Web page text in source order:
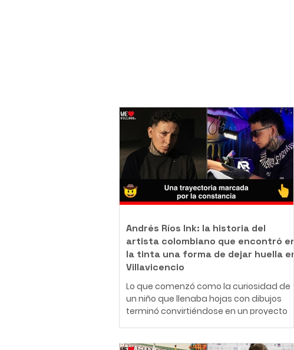
Andrés Ríos Ink: la historia del
artista colombiano que encontró en
la tinta una forma de dejar huella en
Villavicencio
Lo que comenzó como la curiosidad de
un niño que llenaba hojas con dibujos
terminó convirtiéndose en un proyecto